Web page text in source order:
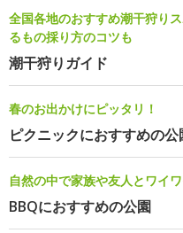
全国各地のおすすめ潮干狩り
るもの採り方のコツも
潮干狩りガイド
春のお出かけにピッタリ！
ピクニックにおすすめの公
自然の中で家族や友人とワイ
BBQにおすすめの公園